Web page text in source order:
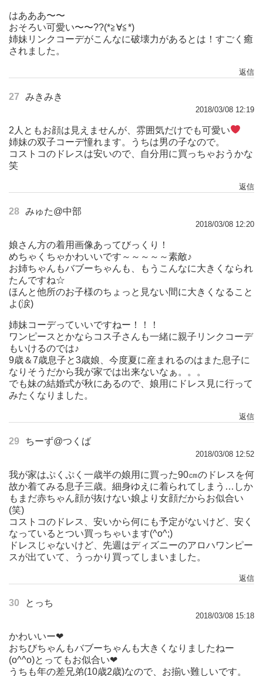
はあああ〜〜
おそろい可愛い〜〜??(*≧∀≦*)
姉妹リンクコーデがこんなに破壊力があるとは！すごく癒
されました。
返信
27 みきみき
2018/03/08 12:19
2人ともお顔は見えませんが、雰囲気だけでも可愛い
姉妹の双子コーデ憧れます。うちは男の子なので。
コストコのドレスは安いので、自分用に買っちゃおうかな
笑
返信
28 みゅた@中部
2018/03/08 12:20
娘さん方の着用画像あってびっくり！
めちゃくちゃかわいいです～～～～～素敵♪
お姉ちゃんもバブーちゃんも、もうこんなに大きくなられ
たんですね☆
ほんと他所のお子様のちょっと見ない間に大きくなること
よ(涙)
姉妹コーデっていいですねー！！！
ワンピースとかならコス子さんも一緒に親子リンクコーデ
もいけるのでは♪
9歳＆7歳息子と3歳娘、今度夏に産まれるのはまた息子に
なりそうだから我が家では出来ないなぁ。。。
でも妹の結婚式が秋にあるので、娘用にドレス見に行って
みたくなりました。
返信
29 ちーず@つくば
2018/03/08 12:52
我が家はぷくぷく一歳半の娘用に買った90㎝のドレスを何
故か着てみる息子三歳。細身ゆえに着られてしまう…しか
もまだ赤ちゃん顔が抜けない娘より女顔だからお似合い
(笑)
コストコのドレス、安いから何にも予定がないけど、安く
なっているとつい買っちゃいます(^o^;)
ドレスじゃないけど、先週はディズニーのアロハワンピー
スが出ていて、うっかり買ってしまいました。
返信
30 とっち
2018/03/08 15:18
かわいいー❤︎
おちびちゃんもバブーちゃんも大きくなりましたねー
(o^^o)とってもお似合い❤︎
うちも年の差兄弟(10歳2歳)なので、お揃い難しいです。